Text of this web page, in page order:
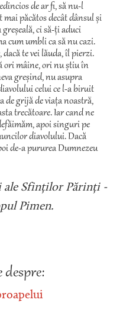
de ar fi, să nu-l
mai păcătos decât dânsul și
ci să-ți aduci
cum umbli ca să nu cazi.
te vei lăuda, îl pierzi.
ori mâine, ori nu știu în
greșind, nu asupra
celui ce l-a biruit
de grijă de viața noastră,
trecătoare. Iar cand ne
apoi singuri pe
diavolului. Dacă
de-a pururea Dumnezeu
ale Sfinților Părinți -
Pimen.